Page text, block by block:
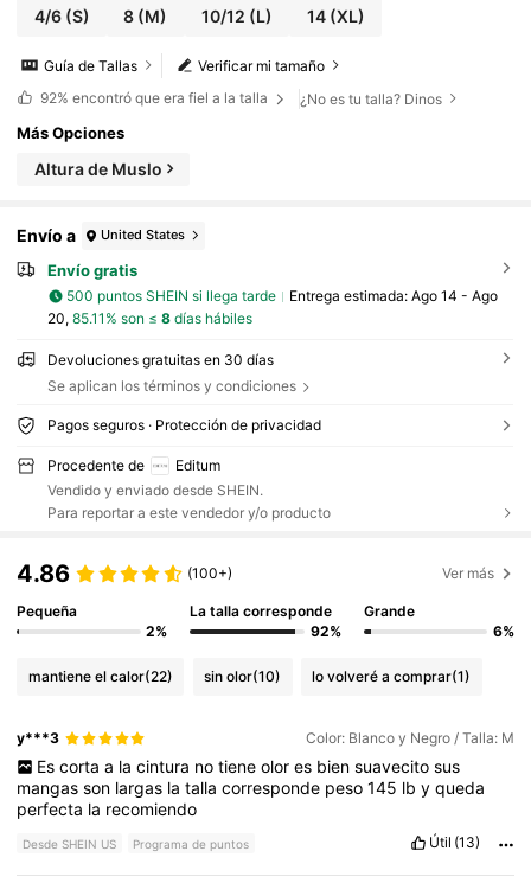
4/6(S) 8 (M) 10/12 (L) 14(XL)
Verificar mi tamaño
Guía de Tallas
92% encontró que era fiel a la talla ¿No es tu talla? Dinos
Más Opciones
Altura de Muslo
Envío a United States
Envío gratis
500 puntos SHEIN si llega tarde Entrega estimada: Ago 14 - Ago
20, 85.11% son ≤ 8días hábiles
Devoluciones gratuitas en 30 días
Se aplican los términos y condiciones
Pagos seguros · Protección de privacidad
Procedente de
Editum
Vendido y enviado desde SHEIN.
Para reportar a este vendedor y/o producto
4.86 (100+) Ver más
Pequeña
2%
La talla corresponde
92%
Grande
6%
mantiene el calor(22) sin olor(10) lo volveré a comprar(1)
y***3 Color: Blanco y Negro / Talla: M
Es corta a la cintura no tiene olor es bien suavecito sus
mangasson largas latallacorresponde peso145 lbyqueda
perfecta la recomiendo
Desde SHEIN US Programa de puntos Útil (13)